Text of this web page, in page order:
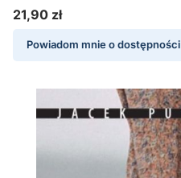
Cena
21,90 zł
Powiadom mnie o dostępności